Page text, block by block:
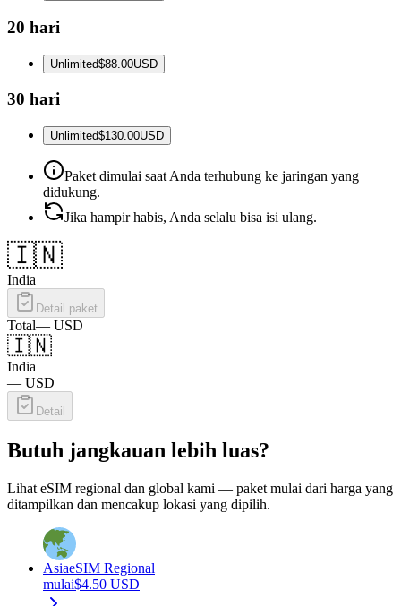
20 hari
Unlimited$88.00USD
30 hari
Unlimited$130.00USD
Paket dimulai saat Anda terhubung ke jaringan yang
didukung.
Jika hampir habis, Anda selalu bisa isi ulang.
🇮🇳
India
Detail paket
Total— USD
🇮🇳
India
— USD
Detail
Butuh jangkauan lebih luas?
Lihat eSIM regional dan global kami — paket mulai dari harga yang
ditampilkan dan mencakup lokasi yang dipilih.
AsiaeSIM Regional
mulai$4.50 USD